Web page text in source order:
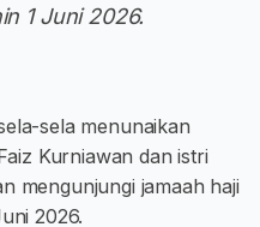
1 Juni 2026.
sela menunaikan
Kurniawan dan istri
mengunjungi jamaah haji
2026.